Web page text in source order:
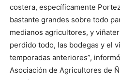
costera, específicamente
bastante grandes sobre todo
medianos agricultores, y
perdido todo, las bodegas y el
temporadas anteriores”,
Asociación de Agricultores de